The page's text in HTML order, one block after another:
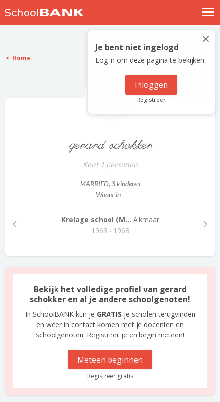
Nostalgische verhalen
Log in
Meld je gratis aan
×
Je bent niet ingelogd
Log in om deze pagina te bekijken
Inloggen
Registreer
Home
gerard schokker
Kent 1 personen
MARRIED, 3 kinderen
Woont in -
Krelage school (M... Alkmaar
1963 - 1968
Bekijk het volledige profiel van gerard
schokker en al je andere schoolgenoten!
In SchoolBANK kun je GRATIS je scholen terugvinden
en weer in contact komen met je docenten en
schoolgenoten. Registreer je en begin meteen!
Meteen beginnen
Registreer gratis